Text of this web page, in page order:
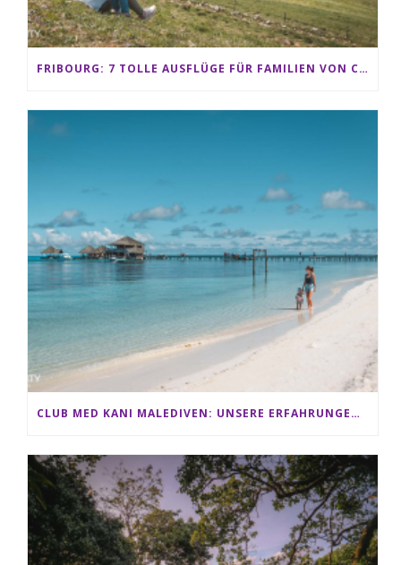
FRIBOURG: 7 TOLLE AUSFLÜGE FÜR FAMILIEN VON CHARMEY BIS LES PACCOTS
CLUB MED KANI MALEDIVEN: UNSERE ERFAHRUNGEN IM ALL-INCLUSIVE PARADIES